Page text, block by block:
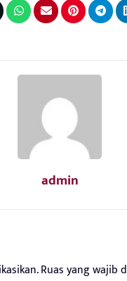
admin
Ruas yang wajib